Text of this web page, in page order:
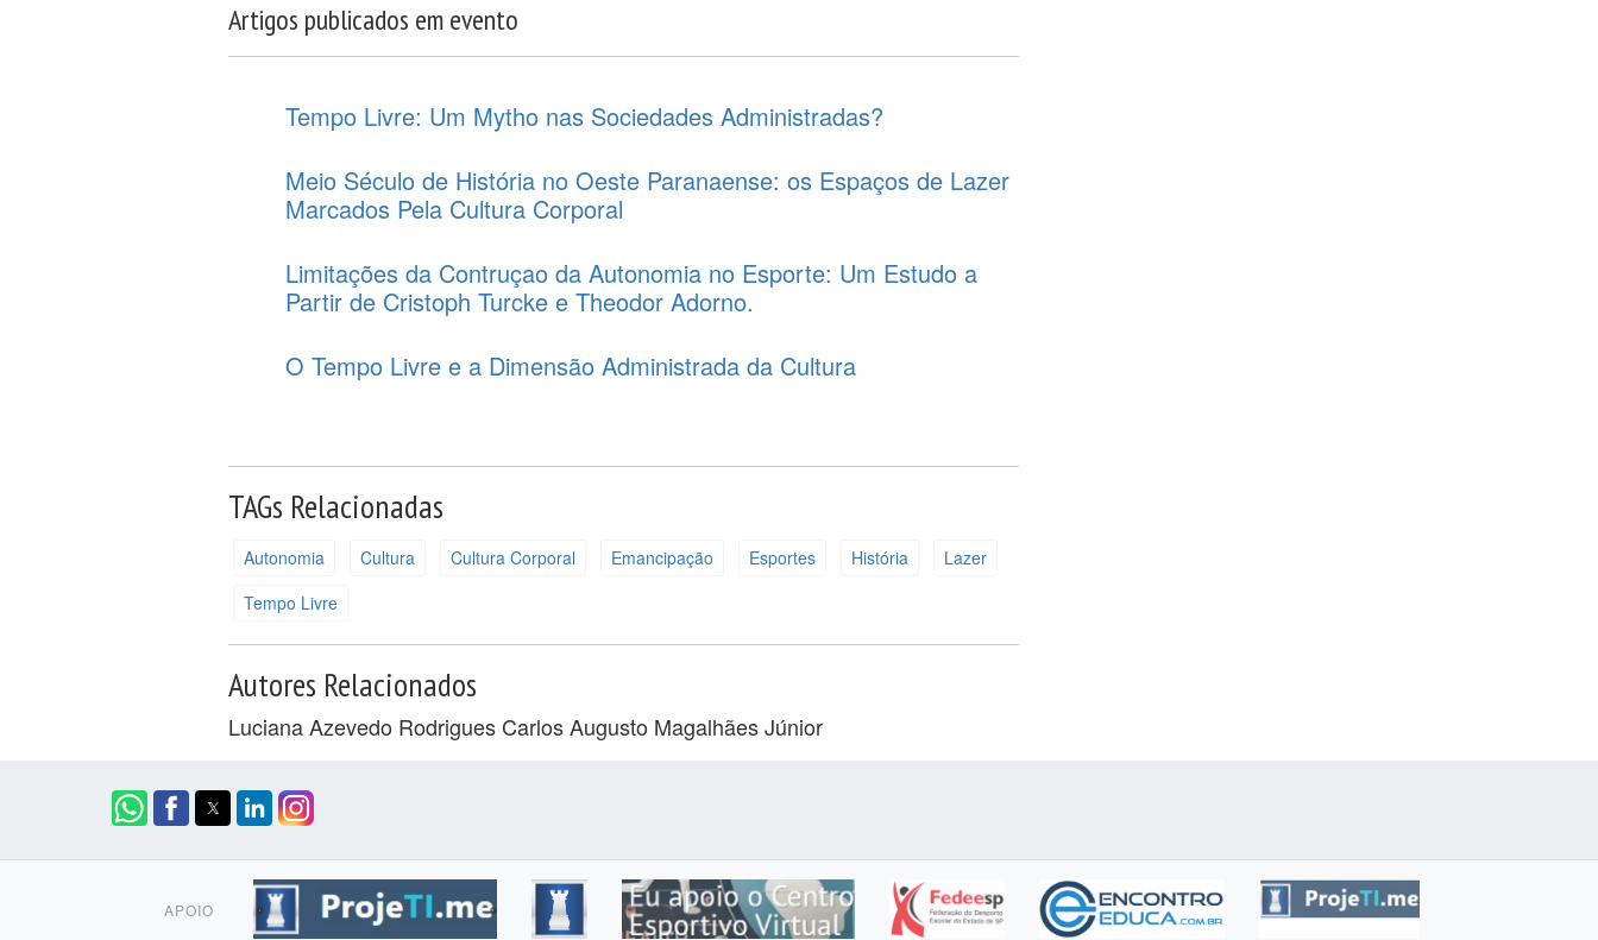
Artigos publicados em evento
Tempo Livre: Um Mytho nas Sociedades Administradas?
Meio Século de História no Oeste Paranaense: os Espaços de Lazer
Marcados Pela Cultura Corporal
Limitações da Contruçao da Autonomia no Esporte: Um Estudo a
Partir de Cristoph Turcke e Theodor Adorno.
O Tempo Livre e a Dimensão Administrada da Cultura
TAGs Relacionadas
Autonomia Cultura Cultura Corporal Emancipação Esportes História
Lazer
Tempo Livre
Autores Relacionados
Luciana Azevedo Rodrigues Carlos Augusto Magalhães Júnior
APOIO